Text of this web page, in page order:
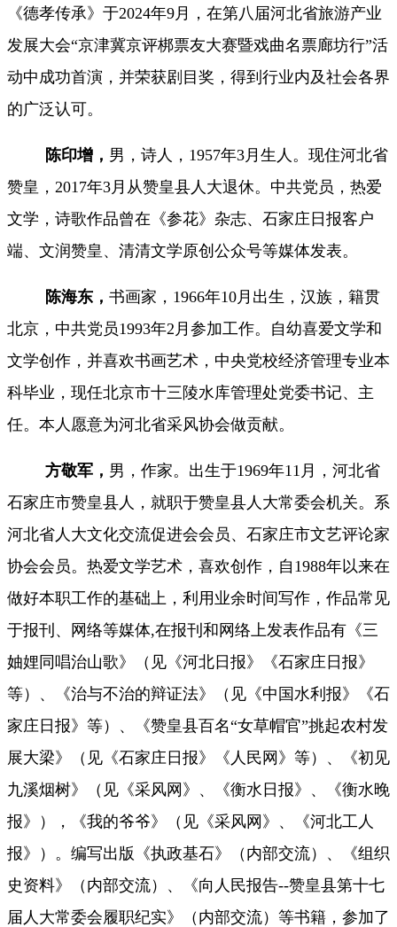
《德孝传承》于2024年9月，在第八届河北省旅游产业
发展大会“京津冀京评梆票友大赛暨戏曲名票廊坊行”活
动中成功首演，并荣获剧目奖，得到行业内及社会各界
的广泛认可。
陈印增， 男，诗人，1957年3月生人。现住河北省
赞皇，2017年3月从赞皇县人大退休。中共党员，热爱
文学，诗歌作品曾在《参花》杂志、石家庄日报客户
端、文润赞皇、清清文学原创公众号等媒体发表。
陈海东， 书画家，1966年10月出生，汉族，籍贯
北京，中共党员1993年2月参加工作。自幼喜爱文学和
文学创作，并喜欢书画艺术，中央党校经济管理专业本
科毕业，现任北京市十三陵水库管理处党委书记、主
任。本人愿意为河北省采风协会做贡献。
方敬军， 男，作家。 出生于1969年11月，河北省
石家庄市赞皇县 人，就职于赞皇县人大常委会机关。系
河北省人大文化交流促进会会员、石家庄市文艺评论家
协会会员。热爱文学艺术，喜欢创作，自 1988年以来在
做好本职工作的基础上，利用业余时间写作，作品常见
于报刊、网络等媒体,在报刊和网络上发表作品有《三
妯娌同唱治山歌》（见《河北日报》《石家庄日报》
等） 、《治与不治的辩证法》（见《中国水利报》《石
家庄日报》等）、
《赞皇县百名“女草帽官”挑起农村发
展大梁》（见《石家庄日报》《人民网》等） 、《初见
九溪烟树》（见《采风网》、《衡水日报》、《衡水晚
报》），《我的爷爷》（见《采风网》、《河北工人
报》）。编写出版《执政基石》（内部交流）、《组织
史资料》（内部交流）、《向人民报告--赞皇县第十七
届人大常委会履职纪实》（内部交流）等书籍，参加了